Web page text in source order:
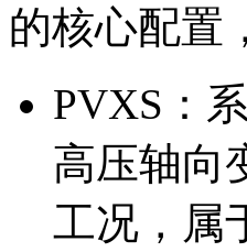
的核心配置
PVXS：
高压轴向
工况，属